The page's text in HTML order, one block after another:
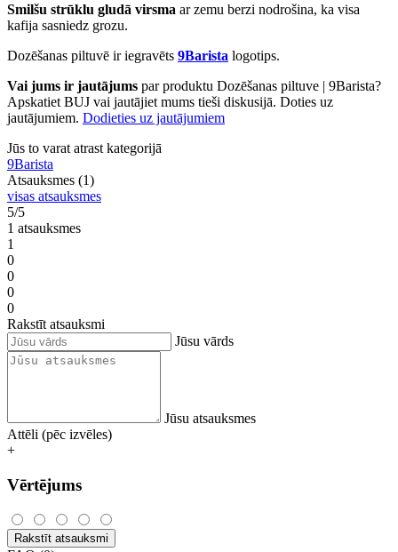
Smilšu strūklu gludā virsma ar zemu berzi nodrošina, ka visa
kafija sasniedz grozu.
Dozēšanas piltuvē ir iegravēts 9Barista logotips.
Vai jums ir jautājums par produktu Dozēšanas piltuve | 9Barista?
Apskatiet BUJ vai jautājiet mums tieši diskusijā. Doties uz
jautājumiem. Dodieties uz jautājumiem
Jūs to varat atrast kategorijā
9Barista
Atsauksmes (1)
visas atsauksmes
5/5
1 atsauksmes
1
0
0
0
0
Rakstīt atsauksmi
Jūsu vārds
Jūsu atsauksmes
Attēli (pēc izvēles)
+
Vērtējums
Rakstīt atsauksmi